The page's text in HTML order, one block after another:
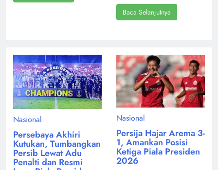
Baca Selanjutnya
Nasional
Persebaya Akhiri
Kutukan, Tumbangkan
Persib Lewat Adu
Penalti dan Resmi
Nasional
Persija Hajar Arema 3-
1, Amankan Posisi
Ketiga Piala Presiden
2026